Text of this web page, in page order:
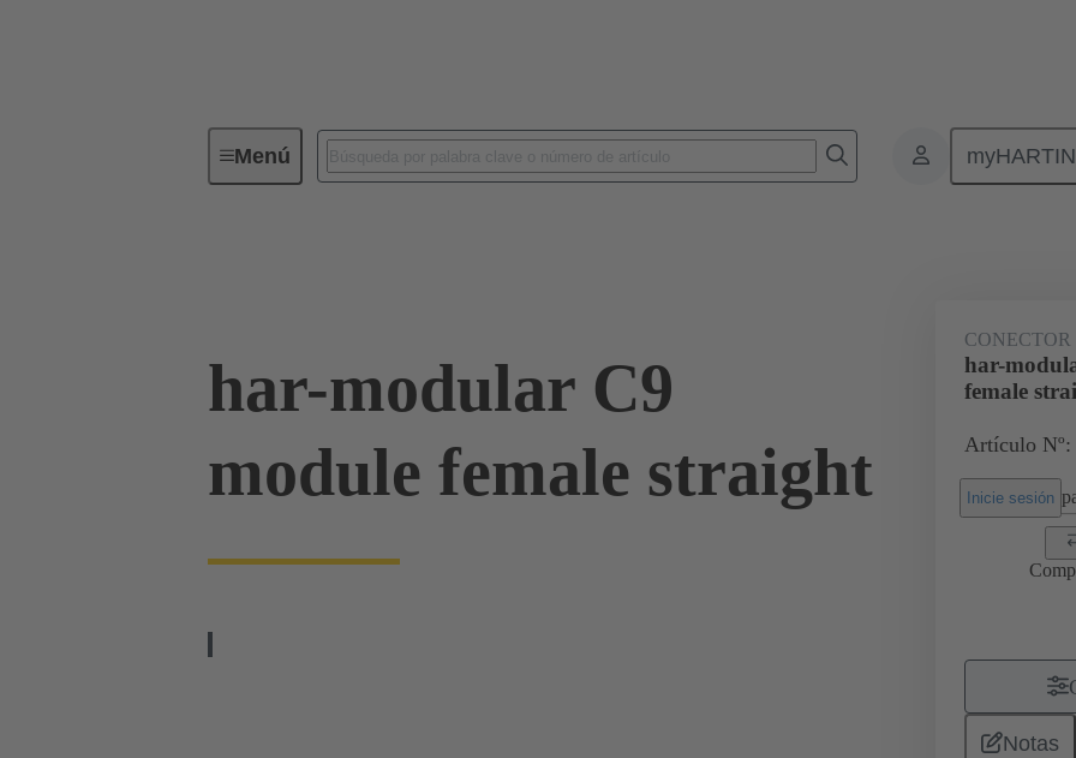
MenúConectividad de dispositivos Conectores de placa a placa de
har-modular C9
module female straight
har-
female
Artículo Nº:
Inicie sesión
Notas